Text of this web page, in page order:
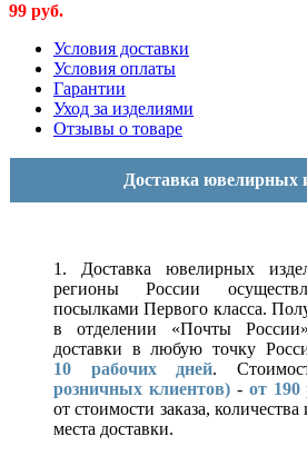
99 руб.
Условия доставки
Условия оплаты
Гарантии
Уход за изделиями
Отзывы о товаре
Доставка ювелирных
1. Доставка ювелирных
регионы России
посылками Первого класса.
в отделении «Почты
доставки в любую точку
10 рабочих дней.
розничных клиентов)- от 190
от стоимости заказа, количества
места доставки.